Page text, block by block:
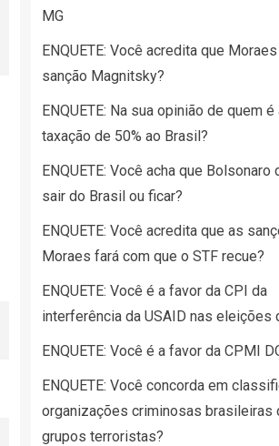
MG
ENQUETE: Você acredita que
sanção Magnitsky?
ENQUETE: Na sua opinião de quem
taxação de 50% ao Brasil?
ENQUETE: Você acha que Bolsonaro
sair do Brasil ou ficar?
ENQUETE: Você acredita que as
Moraes fará com que o STF recue?
ENQUETE: Você é a favor da CPI da
interferência da USAID nas eleições
ENQUETE: Você é a favor da CPMI
ENQUETE: Você concorda em
organizações criminosas brasileiras
grupos terroristas?